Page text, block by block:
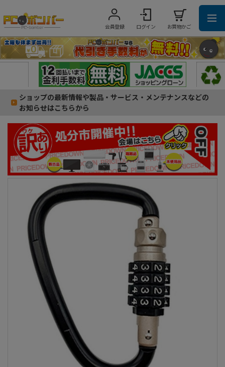
会員登録 ログイン お買物かご
ショップの最新情報や製品・サービス・メンテナンスなどの
お知らせはこちらから